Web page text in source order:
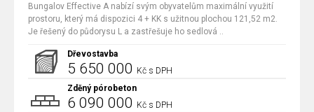
Bungalov Effective A nabízí svým obyvatelům maximální využití
prostoru, který má dispozici 4 + KK s užitnou plochou 121,52 m2.
Je řešený do půdorysu L a zastřešuje ho sedlová ..
Dřevostavba
5 650 000 Kč s DPH
Zděný pórobeton
6 090 000 Kč s DPH